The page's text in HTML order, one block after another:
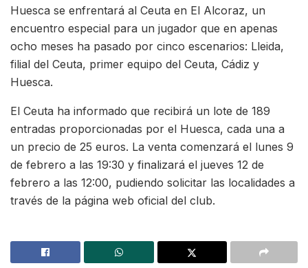
Huesca se enfrentará al Ceuta en El Alcoraz, un
encuentro especial para un jugador que en apenas
ocho meses ha pasado por cinco escenarios: Lleida,
filial del Ceuta, primer equipo del Ceuta, Cádiz y
Huesca.
El Ceuta ha informado que recibirá un lote de 189
entradas proporcionadas por el Huesca, cada una a
un precio de 25 euros. La venta comenzará el lunes 9
de febrero a las 19:30 y finalizará el jueves 12 de
febrero a las 12:00, pudiendo solicitar las localidades a
través de la página web oficial del club.